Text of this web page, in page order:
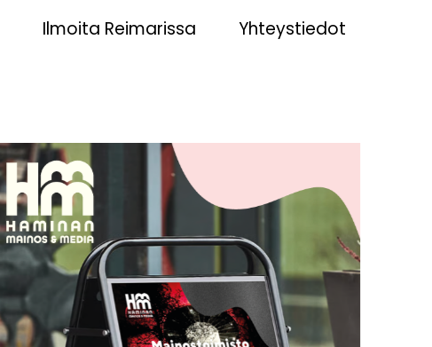
Ilmoita Reimarissa Yhteystiedot